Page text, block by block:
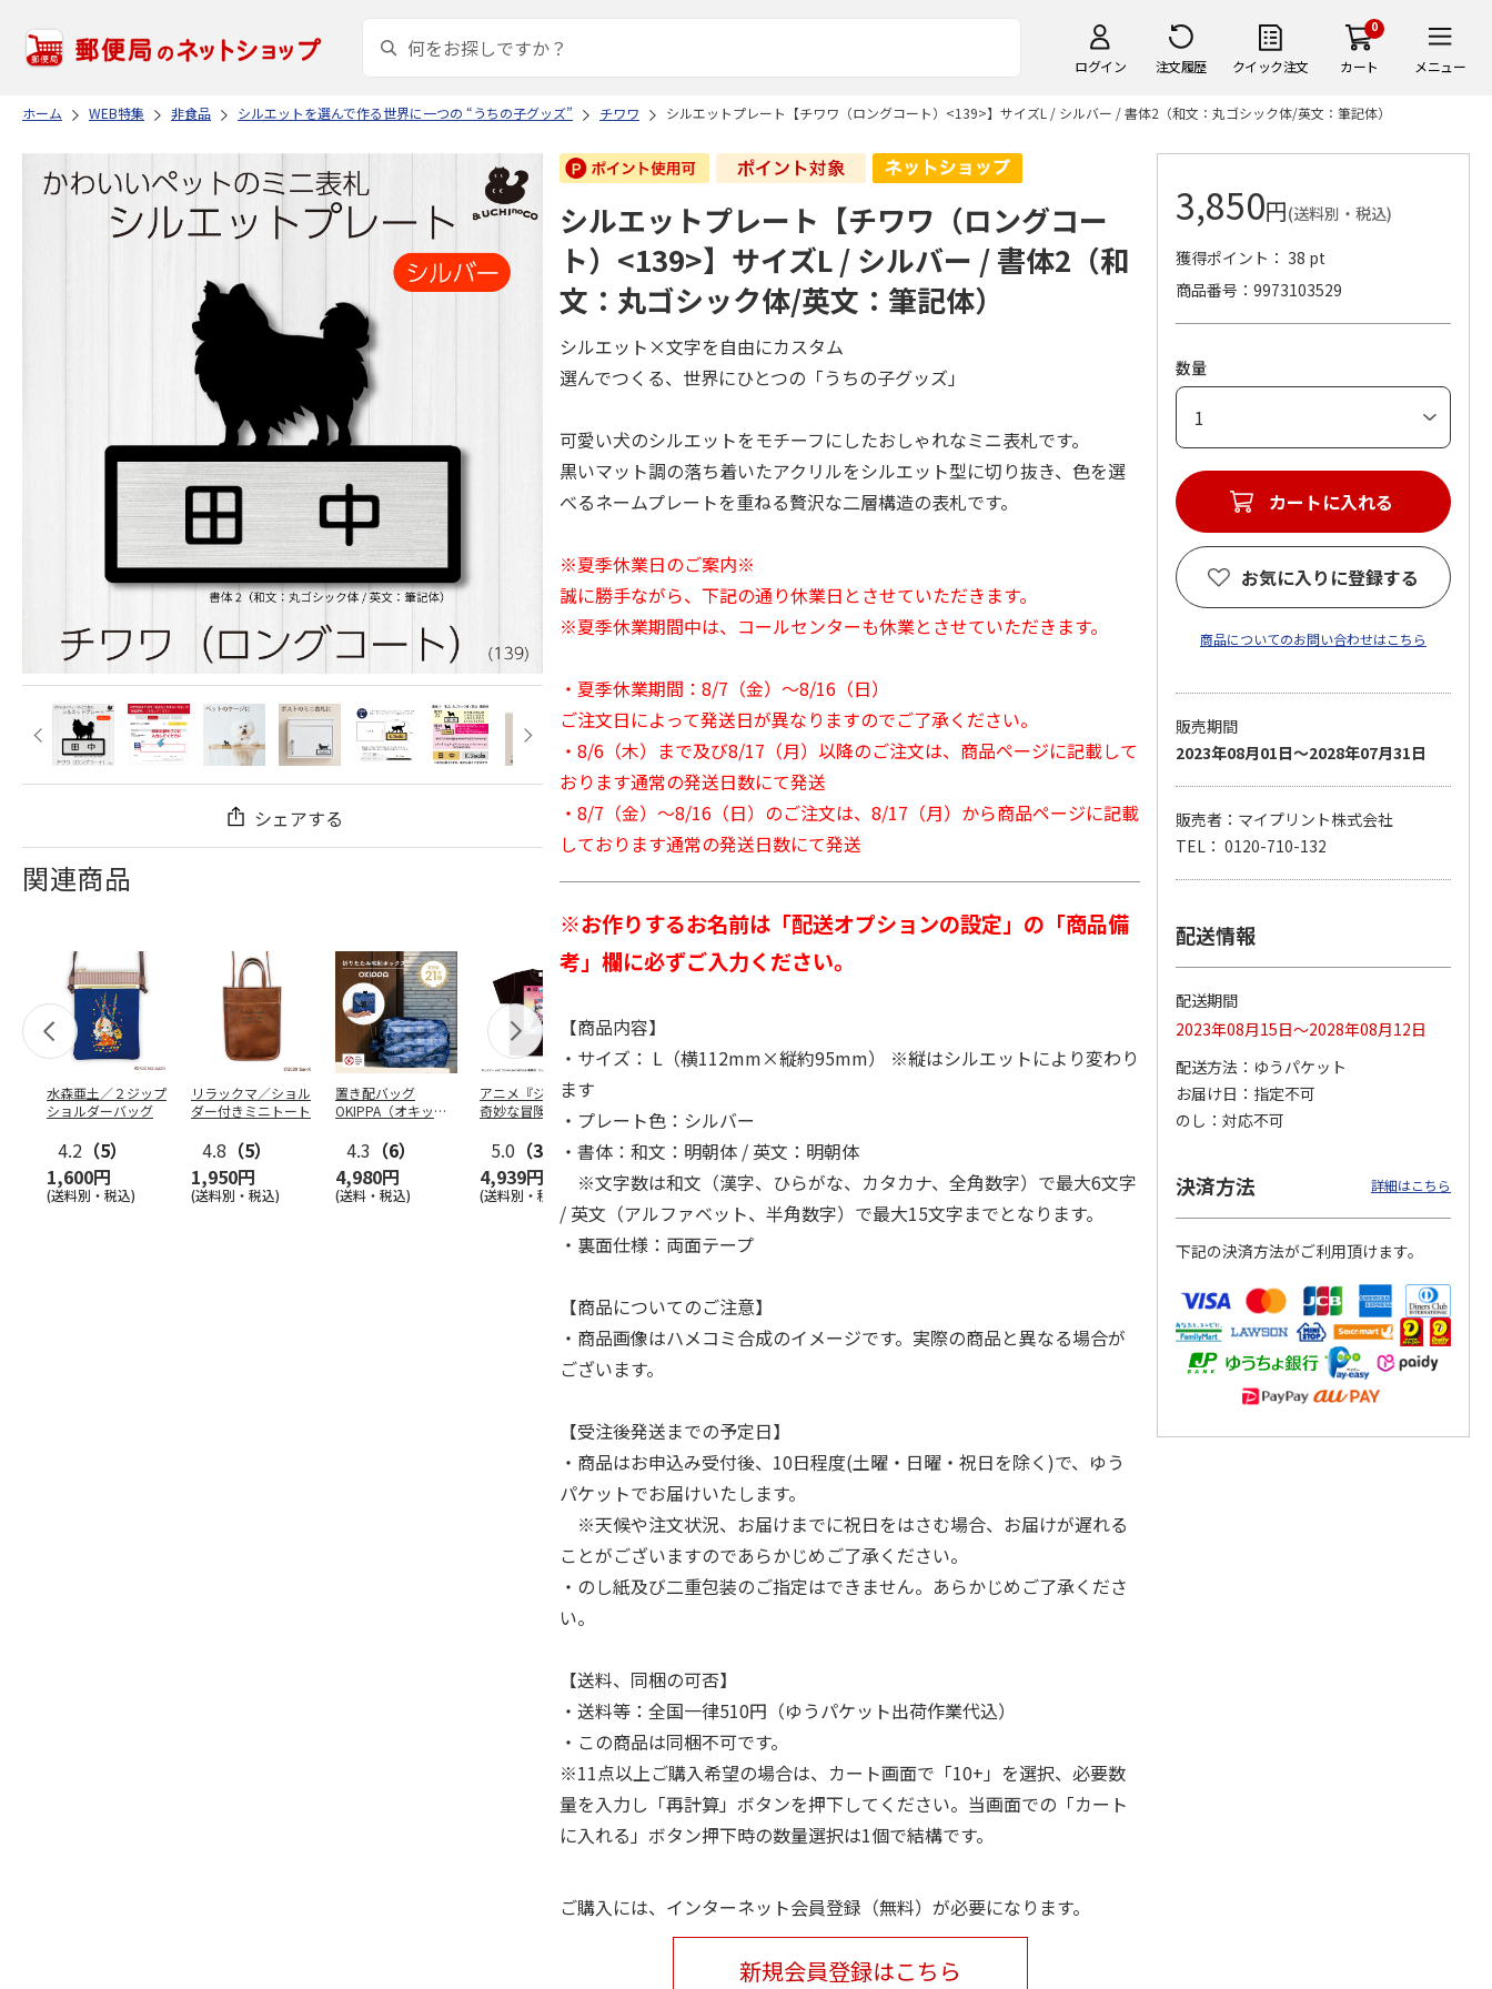
ログイン 注文履歴 クイック注文
0
カート メニュー
ホーム WEB特集 非食品 シルエットを選んで作る世界に一つの “うちの子グッズ” チワワ シルエットプレート【チワワ（ロングコート）<139>】サイズL / シルバー / 書体2（和文：丸ゴシック体/英文：筆記体）
シェアする
関連商品
水森亜土／２ジップ
ショルダーバッグ
4.2 （5）
1,600円
(送料別・税込)
リラックマ／ショル
ダー付きミニトート
4.8 （5）
1,950円
(送料別・税込)
置き配バッグ
OKIPPA（オキッ
4.3 （6）
4,980円
(送料・税込)
アニメ『ジョジョの
奇妙な冒険 黄金の
風』CITY POP…
5.0 （3）
4,939円
(送料別・税込)
ー付きバッグ
4.5（6）
1,760円
(送料別・税込)
3,080円
(送料別・税込)
3,839円
(送料別・税込)
4,400円
(送料別・税込)
『ジョジョの奇妙な
冒険 スターダスト
クルセイダース』
3,300円
(送料別・税込)
3,300円
(送料別・税込)
シルエットプレート【チワワ（ロングコー
ト）<139>】サイズL / シルバー / 書体2（和
文：丸ゴシック体/英文：筆記体）
シルエット×文字を自由にカスタム
選んでつくる、世界にひとつの「うちの子グッズ」
可愛い犬のシルエットをモチーフにしたおしゃれなミニ表札です。
黒いマット調の落ち着いたアクリルをシルエット型に切り抜き、色を選
べるネームプレートを重ねる贅沢な二層構造の表札です。
※夏季休業日のご案内※
誠に勝手ながら、下記の通り休業日とさせていただきます。
※夏季休業期間中は、コールセンターも休業とさせていただきます。
・夏季休業期間：8/7（金）～8/16（日）
ご注文日によって発送日が異なりますのでご了承ください。
・8/6（木）まで及び8/17（月）以降のご注文は、商品ページに記載して
おります通常の発送日数にて発送
・8/7（金）～8/16（日）のご注文は、8/17（月）から商品ページに記載
しております通常の発送日数にて発送
※お作りするお名前は「配送オプションの設定」の「商品備
考」欄に必ずご入力ください。
【商品内容】
・サイズ： L（横112mm×縦約95mm） ※縦はシルエットにより変わり
ます
・プレート色：シルバー
・書体：和文：明朝体 / 英文：明朝体
※文字数は和文（漢字、ひらがな、カタカナ、全角数字）で最大6文字
/ 英文（アルファベット、半角数字）で最大15文字までとなります。
・裏面仕様：両面テープ
【商品についてのご注意】
・商品画像はハメコミ合成のイメージです。実際の商品と異なる場合が
ございます。
【受注後発送までの予定日】
・商品はお申込み受付後、10日程度(土曜・日曜・祝日を除く)で、ゆう
パケットでお届けいたします。
※天候や注文状況、お届けまでに祝日をはさむ場合、お届けが遅れる
ことがございますのであらかじめご了承ください。
・のし紙及び二重包装のご指定はできません。あらかじめご了承くださ
い。
【送料、同梱の可否】
・送料等：全国一律510円（ゆうパケット出荷作業代込）
・この商品は同梱不可です。
※11点以上ご購入希望の場合は、カート画面で「10+」を選択、必要数
量を入力し「再計算」ボタンを押下してください。当画面での「カート
に入れる」ボタン押下時の数量選択は1個で結構です。
ご購入には、インターネット会員登録（無料）が必要になります。
新規会員登録はこちら
3,850円(送料別・税込)
獲得ポイント： 38 pt
商品番号
9973103529
数量
カートに入れる
お気に入りに登録する
商品についてのお問い合わせはこちら
販売期間
2023年08月01日～2028年07月31日
販売者：マイプリント株式会社
TEL： 0120-710-132
配送情報
配送期間
2023年08月15日～2028年08月12日
配送方法
ゆうパケット
お届け日
指定不可
のし
対応不可
決済方法 詳細はこちら
下記の決済方法がご利用頂けます。